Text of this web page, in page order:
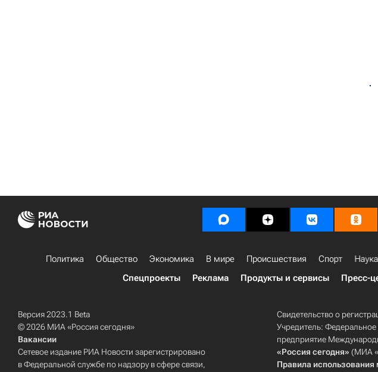
Политика Общество Экономика В мире Происшествия Спорт Наука
Спецпроекты
Реклама Продукты и сервисы Пресс-
Версия 2023.1 Beta
© 2026 МИА «Россия сегодня»
Вакансии
Сетевое издание РИА Новости зарегистрировано
в Федеральной службе по надзору в сфере связи,
Свидетельство о
Учредитель: Федеральное
предприятие
«Россия сегодня» (МИА
Правила использования